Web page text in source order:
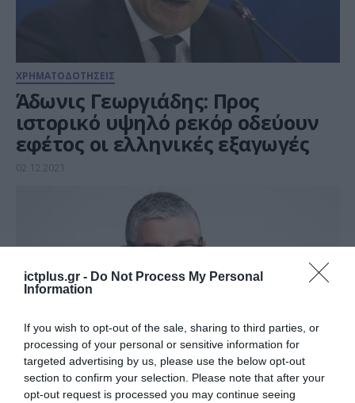
ictplus.gr - Do Not Process My Personal
Information
If you wish to opt-out of the sale, sharing to third parties, or
processing of your personal or sensitive information for
targeted advertising by us, please use the below opt-out
section to confirm your selection. Please note that after your
opt-out request is processed you may continue seeing
ΧΡΗΜΑΤΟΔΟΤΗΣΕΙΣ
Άδωνις Γεωργιάδης: Προς
ιστορικό υψηλό ρεκόρ οδεύουν
εφέτος οι ελληνικές εξαγωγές
02.12.2021
ΧΡΗΜΑΤΟΔΟΤΗΣΕΙΣ